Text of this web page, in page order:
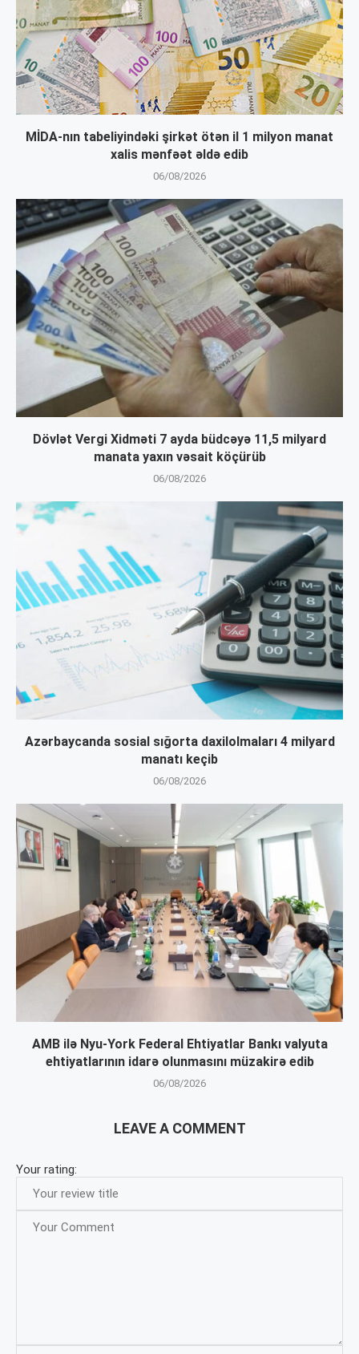
MİDA-nın tabeliyindəki şirkət ötən il 1 milyon manat
xalis mənfəət əldə edib
06/08/2026
Dövlət Vergi Xidməti 7 ayda büdcəyə 11,5 milyard
manata yaxın vəsait köçürüb
06/08/2026
Azərbaycanda sosial sığorta daxilolmaları 4 milyard
manatı keçib
06/08/2026
AMB ilə Nyu-York Federal Ehtiyatlar Bankı valyuta
ehtiyatlarının idarə olunmasını müzakirə edib
06/08/2026
LEAVE A COMMENT
Your rating: